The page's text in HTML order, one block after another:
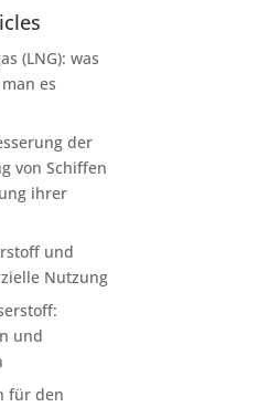
(LNG): was
es
der
von Schiffen
ihrer
und
Nutzung
und
für den